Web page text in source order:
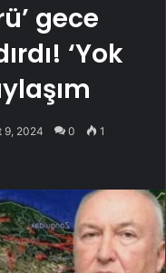
gece
‘Yok
9, 2024 0 1